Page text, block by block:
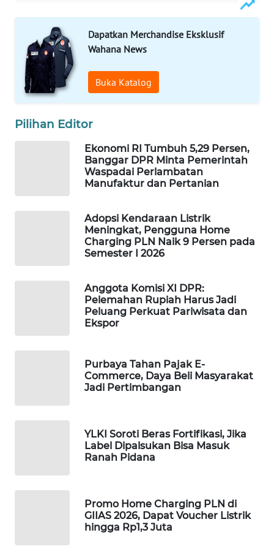
Dapatkan Merchandise Eksklusif
Wahana News
Buka Katalog
Pilihan Editor
Ekonomi RI Tumbuh 5,29 Persen,
Banggar DPR Minta Pemerintah
Waspadai Perlambatan
Manufaktur dan Pertanian
Adopsi Kendaraan Listrik
Meningkat, Pengguna Home
Charging PLN Naik 9 Persen pada
Semester I 2026
Anggota Komisi XI DPR:
Pelemahan Rupiah Harus Jadi
Peluang Perkuat Pariwisata dan
Ekspor
Purbaya Tahan Pajak E-
Commerce, Daya Beli Masyarakat
Jadi Pertimbangan
YLKI Soroti Beras Fortifikasi, Jika
Label Dipalsukan Bisa Masuk
Ranah Pidana
Promo Home Charging PLN di
GIIAS 2026, Dapat Voucher Listrik
hingga Rp1,3 Juta
WAHANA
SPORT
WAHANA
UMKM
WAHANA
SELEB
WAHANA
OTOMOTIF
Network
MASYARAKAT
KELISTRIKAN